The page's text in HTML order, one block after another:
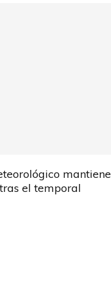
mantiene
el temporal